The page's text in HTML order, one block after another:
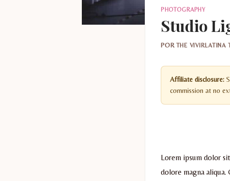
PHOTOGRAPHY
Studio
POR THE VIVIRLATINA
Affiliate disclosure:
commission at no
Lorem ipsum dolor
dolore magna aliqua.